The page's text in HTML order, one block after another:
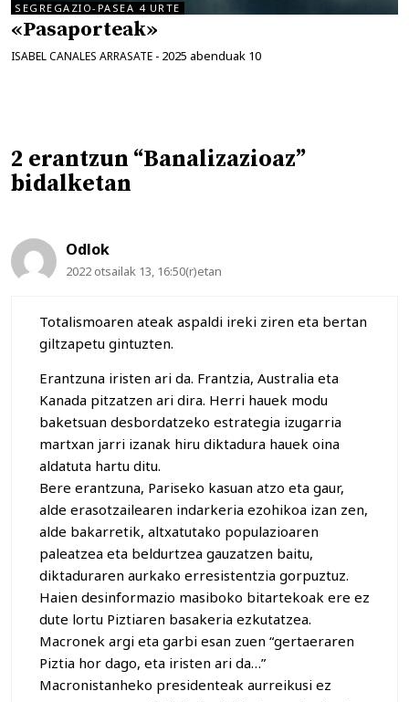
SEGREGAZIO-PASEA 4 URTE
«Pasaporteak»
ISABEL CANALES ARRASATE - 2025 abenduak 10
2 erantzun “Banalizazioaz”
bidalketan
Odlok
2022 otsailak 13, 16:50(r)etan
Totalismoaren ateak aspaldi ireki ziren eta bertan
giltzapetu gintuzten.
Erantzuna iristen ari da. Frantzia, Australia eta
Kanada pitzatzen ari dira. Herri hauek modu
baketsuan desbordatzeko estrategia izugarria
martxan jarri izanak hiru diktadura hauek oina
aldatuta hartu ditu.
Bere erantzuna, Pariseko kasuan atzo eta gaur,
alde erasotzailearen indarkeria ezohikoa izan zen,
alde bakarretik, altxatutako populazioaren
paleatzea eta beldurtzea gauzatzen baitu,
diktaduraren aurkako erresistentzia gorpuztuz.
Haien desinformazio masiboko bitartekoak ere ez
dute lortu Piztiaren basakeria ezkutatzea.
Macronek argi eta garbi esan zuen “gertaeraren
Piztia hor dago, eta iristen ari da…”
Macronistanheko presidenteak aurreikusi ez